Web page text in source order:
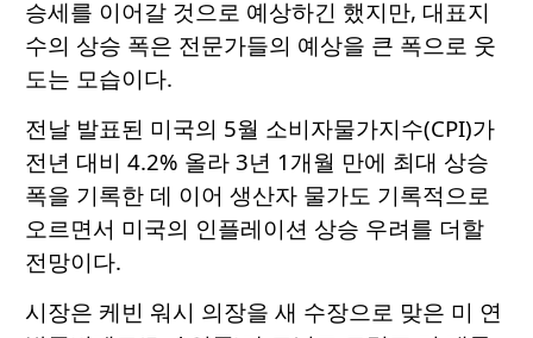
승세를 이어갈 것으로 예상하긴 했지만, 대표지
수의 상승 폭은 전문가들의 예상을 큰 폭으로 웃
도는 모습이다.
전날 발표된 미국의 5월 소비자물가지수(CPI)가
전년 대비 4.2% 올라 3년 1개월 만에 최대 상승
폭을 기록한 데 이어 생산자 물가도 기록적으로
오르면서 미국의 인플레이션 상승 우려를 더할
전망이다.
시장은 케빈 워시 의장을 새 수장으로 맞은 미 연